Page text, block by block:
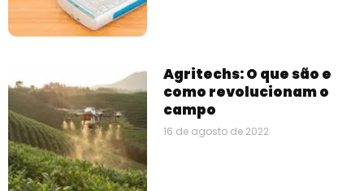
Agritechs: O que são e
como revolucionam o
campo
16 de agosto de 2022